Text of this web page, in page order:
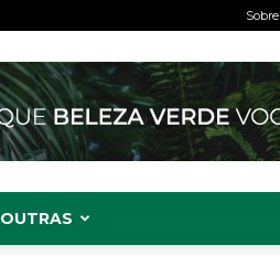
Sobre
OUTRAS